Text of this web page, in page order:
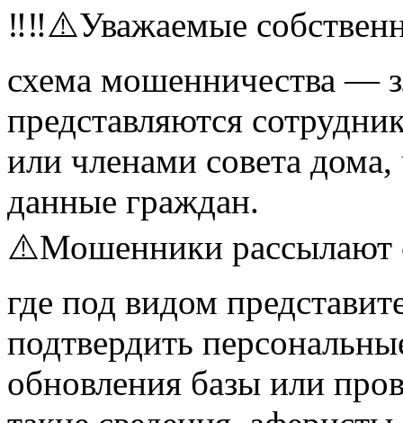
‼️‼️⚠️Уважаемые
схема мошенничества —
представляются
или членами совета
данные граждан.
⚠️Мошенники рассылают
где под видом
подтвердить
обновления базы или